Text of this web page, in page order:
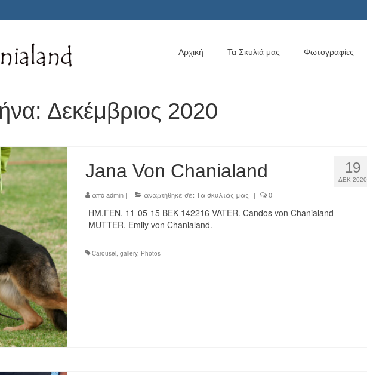
Αρχική Τα Σκυλιά μας Φωτογραφίες
Δεκέμβριος 2020
19
ΔΕΚ 2020
Jana Von Chanialand
απόadmin| αναρτήθηκε σε: Τα σκυλιάς μας | 0
ΗΜ.ΓΕΝ. 11-05-15 BEK 142216 VATER. Candos von Chanialand
MUTTER. Emily von Chanialand.
Carousel, gallery, Photos